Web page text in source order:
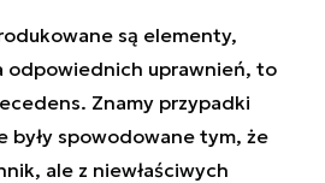
są elementy,
odpowiednich uprawnień, to
Znamy przypadki
spowodowane tym, że
ale z niewłaściwych